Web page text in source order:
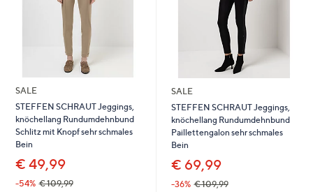
SALE
STEFFEN SCHRAUT Jeggings,
knöchellang Rundumdehnbund
Schlitz mit Knopf sehr schmales
Bein
€ 49,99
-54% € 109,99
SALE
STEFFEN SCHRAUT Jeggings,
knöchellang Rundumdehnbund
Paillettengalon sehr schmales
Bein
€ 69,99
-36% € 109,99